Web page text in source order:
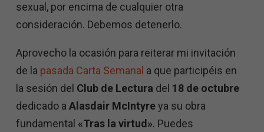
sexual, por encima de cualquier otra
consideración. Debemos detenerlo.
Aprovecho la ocasión para reiterar mi invitación
de la pasada Carta Semanal a que participéis en
la sesión del Club de Lectura del 18 de octubre
dedicado a Alasdair McIntyreya su obra
fundamental «Tras la virtud». Puedes